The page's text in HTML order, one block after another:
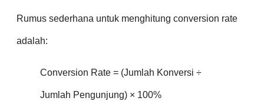
Rumus sederhana untuk menghitung conversion rate
adalah:
Conversion Rate = (Jumlah Konversi ÷
Jumlah Pengunjung) × 100%